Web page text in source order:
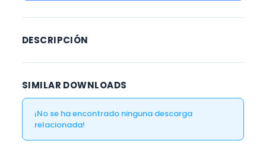
DESCRIPCIÓN
SIMILAR DOWNLOADS
¡No se ha encontrado ninguna descarga
relacionada!